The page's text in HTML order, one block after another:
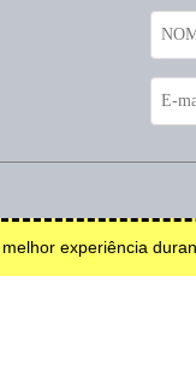
experiência